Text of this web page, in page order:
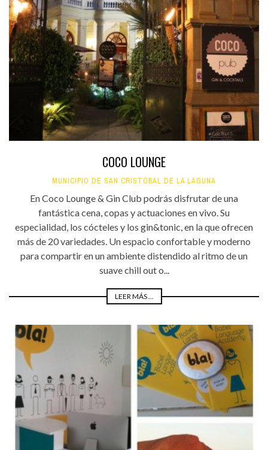
COCO LOUNGE
MUNICIPIO DE SAN CRISTÓBAL DE LA LAGUNA
En Coco Lounge & Gin Club podrás disfrutar de una
fantástica cena, copas y actuaciones en vivo. Su
especialidad, los cócteles y los gin&tonic, en la que ofrecen
más de 20 variedades. Un espacio confortable y moderno
para compartir en un ambiente distendido al ritmo de un
suave chill out o...
LEER MÁS ...